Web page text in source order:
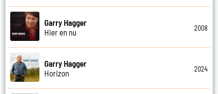
Garry Hagger
Hier en nu
2008
Garry Hagger
Horizon
2024